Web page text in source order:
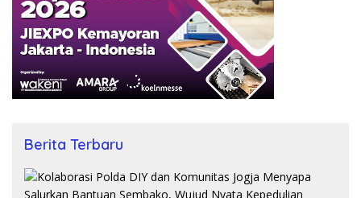
Berita Terbaru